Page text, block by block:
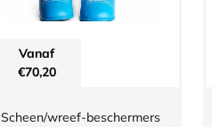
Vanaf
€70,20
Scheen/wreef-beschermers